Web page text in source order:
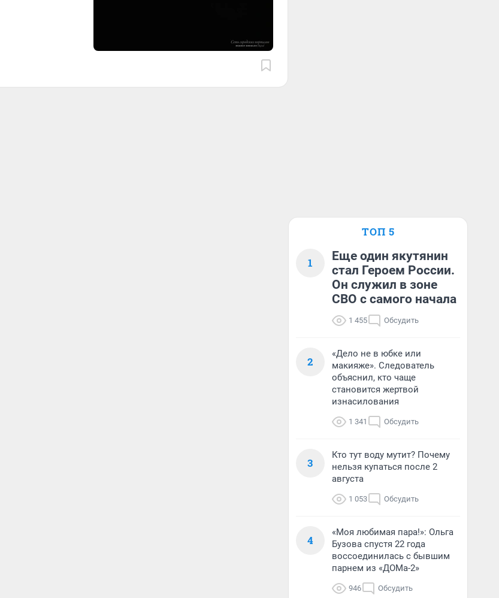
ТОП 5
1
Еще один якутянин
стал Героем России.
Он служил в зоне
СВО с самого начала
1 455 Обсудить
2
«Дело не в юбке или
макияже». Следователь
объяснил, кто чаще
становится жертвой
изнасилования
1 341 Обсудить
3
Кто тут воду мутит? Почему
нельзя купаться после 2
августа
1 053 Обсудить
4
«Моя любимая пара!»: Ольга
Бузова спустя 22 года
воссоединилась с бывшим
парнем из «ДОМа-2»
946 Обсудить